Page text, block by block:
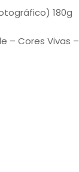
180g
– Cores Vivas –